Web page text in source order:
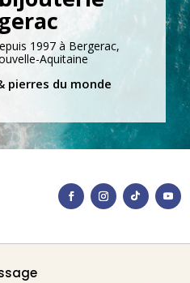
1997 à Bergerac,
Aquitaine
pierres du monde